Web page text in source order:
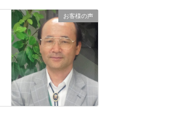
お客様の声